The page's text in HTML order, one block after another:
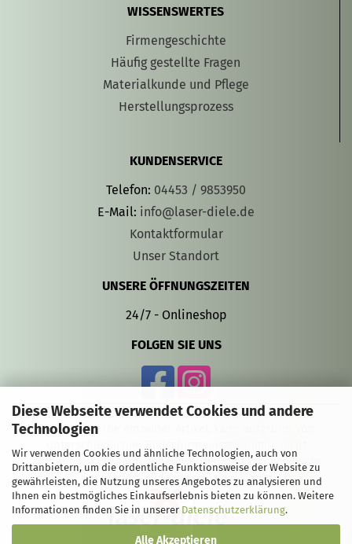
Diese Webseite verwendet Cookies und andere
Technologien
Wir verwenden Cookies und ähnliche Technologien, auch von
Drittanbietern, um die ordentliche Funktionsweise der Website zu
gewährleisten, die Nutzung unseres Angebotes zu analysieren und
Ihnen ein bestmögliches Einkaufserlebnis bieten zu können. Weitere
Informationen finden Sie in unserer Datenschutzerklärung.
Alle Akzeptieren
WISSENSWERTES
Firmengeschichte
Häufig gestellte Fragen
Materialkunde und Pflege
Herstellungsprozess
KUNDENSERVICE
Telefon: 04453 / 9853950
E-Mail: info@laser-diele.de
Kontaktformular
Unser Standort
UNSERE ÖFFNUNGSZEITEN
24/7 - Onlineshop
FOLGEN SIE UNS
Die Gravurfarbe einzelner Artikel, kann aufgrund von
unterschiedlichen Bildschirmeinstellungen, nicht
authentisch wiedergegeben werden und farblich leicht
von den Produktbildern abweichen.